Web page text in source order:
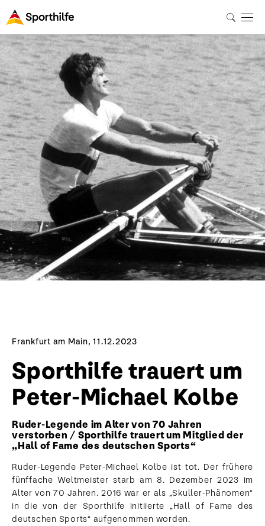
Frankfurt am Main, 11.12.2023
Sporthilfe trauert um
Peter-Michael Kolbe
Ruder-Legende im Alter von 70 Jahren
verstorben / Sporthilfe trauert um Mitglied der
„Hall of Fame des deutschen Sports“
Ruder-Legende Peter-Michael Kolbe ist tot. Der frühere
fünffache Weltmeister starb am 8. Dezember 2023 im
Alter von 70 Jahren. 2016 war er als „Skuller-Phänomen“
in die von der Sporthilfe initiierte „Hall of Fame des
deutschen Sports“ aufgenommen worden.